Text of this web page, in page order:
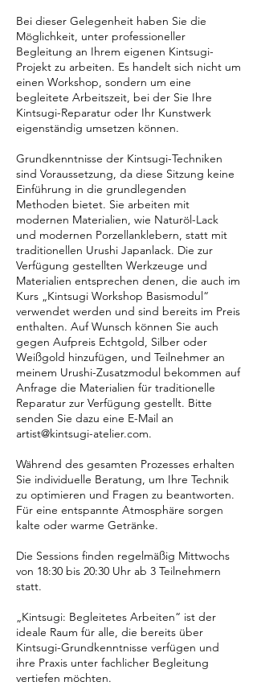
Bei dieser Gelegenheit haben Sie die
Möglichkeit, unter professioneller
Begleitung an Ihrem eigenen Kintsugi-
Projekt zu arbeiten. Es handelt sich nicht um
einen Workshop, sondern um eine
begleitete Arbeitszeit, bei der Sie Ihre
Kintsugi-Reparatur oder Ihr Kunstwerk
eigenständig umsetzen können.
Grundkenntnisse der Kintsugi-Techniken
sind Voraussetzung, da diese Sitzung keine
Einführung in die grundlegenden
Methoden bietet. Sie arbeiten mit
modernen Materialien, wie Naturöl-Lack
und modernen Porzellanklebern, statt mit
traditionellen Urushi Japanlack. Die zur
Verfügung gestellten Werkzeuge und
Materialien entsprechen denen, die auch im
Kurs „Kintsugi Workshop Basismodul“
verwendet werden und sind bereits im Preis
enthalten. Auf Wunsch können Sie auch
gegen Aufpreis Echtgold, Silber oder
Weißgold hinzufügen, und Teilnehmer an
meinem Urushi-Zusatzmodul bekommen auf
Anfrage die Materialien für traditionelle
Reparatur zur Verfügung gestellt. Bitte
senden Sie dazu eine E-Mail an
artist@kintsugi-atelier.com.
Während des gesamten Prozesses erhalten
Sie individuelle Beratung, um Ihre Technik
zu optimieren und Fragen zu beantworten.
Für eine entspannte Atmosphäre sorgen
kalte oder warme Getränke.
Die Sessions finden regelmäßig Mittwochs
von 18:30 bis 20:30 Uhr ab 3 Teilnehmern
statt.
„Kintsugi: Begleitetes Arbeiten“ ist der
ideale Raum für alle, die bereits über
Kintsugi-Grundkenntnisse verfügen und
ihre Praxis unter fachlicher Begleitung
vertiefen möchten.